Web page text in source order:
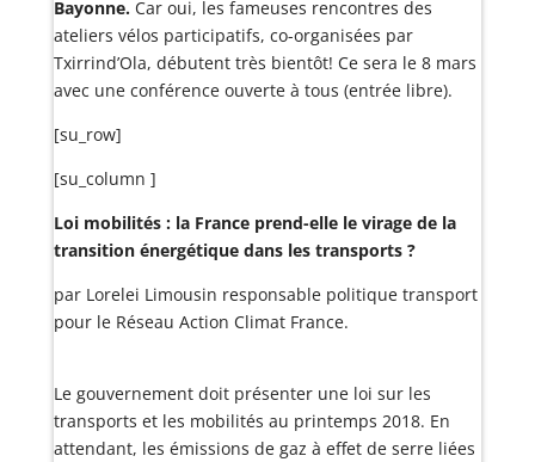
Bayonne. Car oui, les fameuses rencontres des
ateliers vélos participatifs, co-organisées par
Txirrind’Ola, débutent très bientôt! Ce sera le 8 mars
avec une conférence ouverte à tous (entrée libre).
[su_row]
[su_column ]
Loi mobilités : la France prend-elle le virage de la
transition énergétique dans les transports ?
par Lorelei Limousin responsable politique transport
pour le Réseau Action Climat France.
Le gouvernement doit présenter une loi sur les
transports et les mobilités au printemps 2018. En
attendant, les émissions de gaz à effet de serre liées